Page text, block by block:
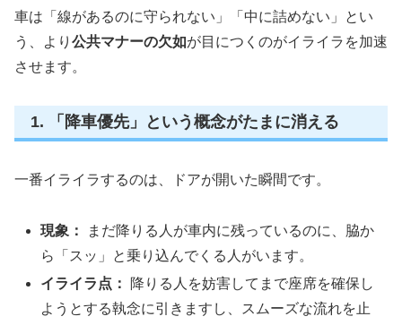
車は「線があるのに守られない」「中に詰めない」とい
う、より 公共マナーの欠如が目につくのがイライラを加速
させます。
1. 「降車優先」という概念がたまに消える
一番イライラするのは、ドアが開いた瞬間です。
現象：
まだ降りる人が車内に残っているのに、脇か
ら「スッ」と乗り込んでくる人がいます。
イライラ点：
降りる人を妨害してまで座席を確保し
ようとする執念に引きますし、スムーズな流れを止